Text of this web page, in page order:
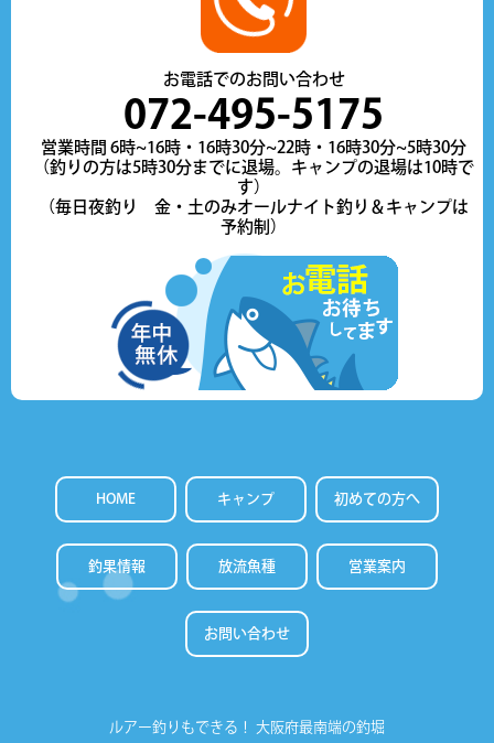
お電話でのお問い合わせ
072-495-5175
営業時間 6時~16時・16時30分~22時・16時30分~5時30分
（釣りの方は5時30分までに退場。キャンプの退場は10時で
す）
（毎日夜釣り 金・土のみオールナイト釣り＆キャンプは
予約制）
HOME キャンプ 初めての方へ
釣果情報 放流魚種 営業案内
お問い合わせ
ルアー釣りもできる！ 大阪府最南端の釣堀